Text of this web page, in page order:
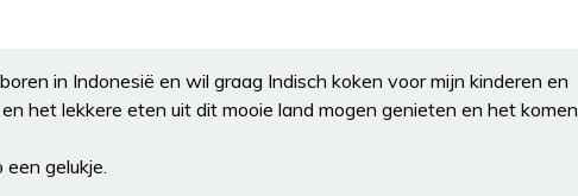
in Indonesië en wil graag Indisch koken voor mijn kinderen en
het lekkere eten uit dit mooie land mogen genieten en het komen
gelukje.